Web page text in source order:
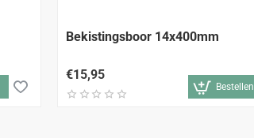
Bekistingsboor 14x400mm
€15,95
Bestellen